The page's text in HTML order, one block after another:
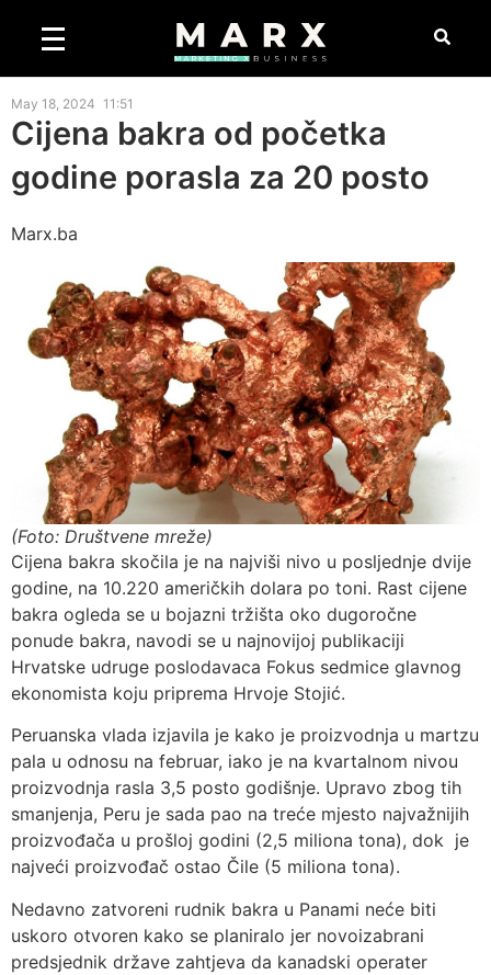
May 18, 2024 11:51
Cijena bakra od početka
godine porasla za 20 posto
Marx.ba
(Foto: Društvene mreže)
Cijena bakra skočila je na najviši nivo u posljednje dvije
godine, na 10.220 američkih dolara po toni. Rast cijene
bakra ogleda se u bojazni tržišta oko dugoročne
ponude bakra, navodi se u najnovijoj publikaciji
Hrvatske udruge poslodavaca Fokus sedmice glavnog
ekonomista koju priprema Hrvoje Stojić.
Peruanska vlada izjavila je kako je proizvodnja u martzu
pala u odnosu na februar, iako je na kvartalnom nivou
proizvodnja rasla 3,5 posto godišnje. Upravo zbog tih
smanjenja, Peru je sada pao na treće mjesto najvažnijih
proizvođača u prošloj godini (2,5 miliona tona), dok je
najveći proizvođač ostao Čile (5 miliona tona).
Nedavno zatvoreni rudnik bakra u Panami neće biti
uskoro otvoren kako se planiralo jer novoizabrani
predsjednik države zahtjeva da kanadski operater